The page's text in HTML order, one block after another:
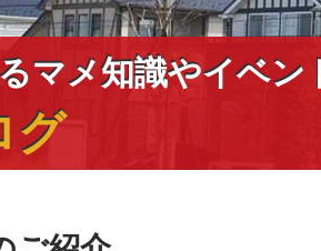
マメ知識やイベン
グ